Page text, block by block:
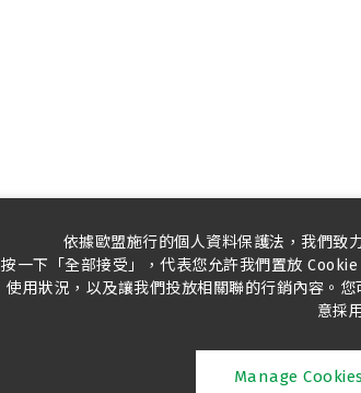
依據歐盟施行的個人資料保護法，我們致
按一下「全部接受」，代表您允許我們置放
使用狀況，以及讓我們投放相關聯的行銷內容。
意採
Manage Cookies